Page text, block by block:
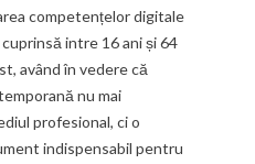
competențelor digitale
intre 16 ani și 64
având în vedere că
nu mai
profesional, ci o
indispensabil pentru